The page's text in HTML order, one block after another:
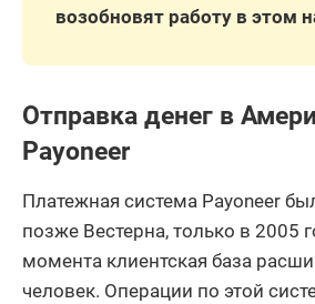
возобновят работу в этом
Отправка денег в
Payoneer
Платежная система Payoneer
позже Вестерна, только в 2005
момента клиентская база
человек. Операции по этой